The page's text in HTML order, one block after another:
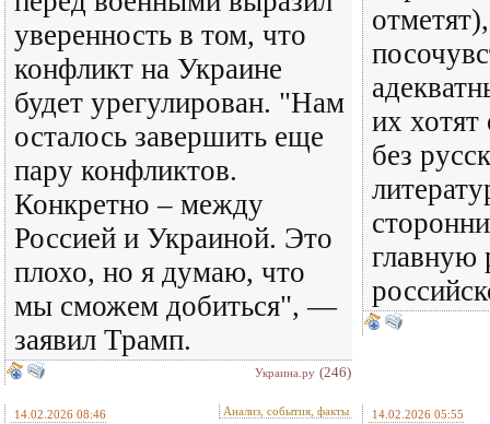
уверенность в том, что
конфликт на Украине
будет урегулирован. "Нам
осталось завершить еще
пару конфликтов.
Конкретно – между
Россией и Украиной. Это
плохо, но я думаю, что
мы сможем добиться", —
заявил Трамп.
Украина.ру (246)
их
без
главную
14.02.2026 08:46 Анализ, события, факты 14.02.2026 05:55